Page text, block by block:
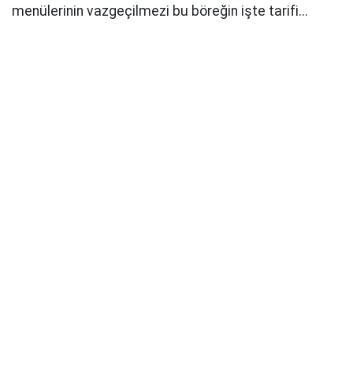
menülerinin vazgeçilmezi bu böreğin işte tarifi...